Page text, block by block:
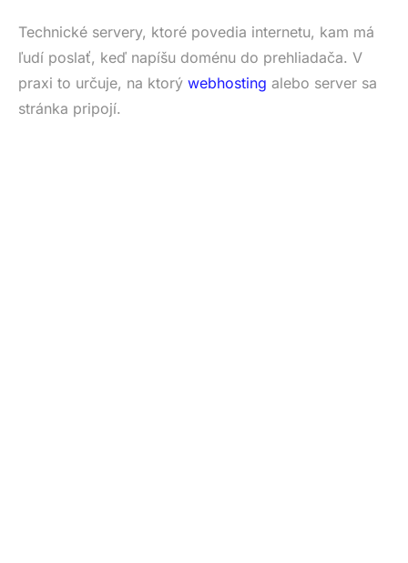
Technické servery, ktoré povedia internetu, kam má
ľudí poslať, keď napíšu doménu do prehliadača. V
praxi to určuje, na ktorý webhosting alebo server sa
stránka pripojí.